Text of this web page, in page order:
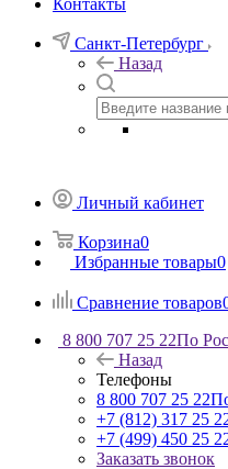
Контакты
Санкт-Петербург
Назад
Личный кабинет
Корзина0
Избранные товары0
Сравнение товаров
8 800 707 25 22По
Назад
Телефоны
8 800 707 25 22
+7 (812) 317 25
+7 (499) 450 25
Заказать звонок